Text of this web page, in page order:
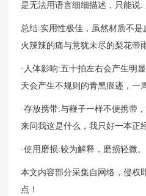
是无法用语言细细描述，只能说:
总结:实用性极佳，虽然材质不
火辣辣的痛与意犹未尽的梨花带
·人体影响:五十拍左右会产生明
天会产生不规则的青黑痕迹，一
·存放携带:与鞭子一样不便携带
来问我这是什么，我只好一本正
·使用磨损:较为解释，磨损轻微。
本文内容部分采集自网络，侵权
点！